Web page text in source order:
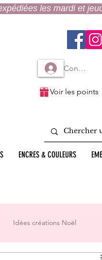
Voir les points
ENCRES & COULEURS
Idées créations Noël